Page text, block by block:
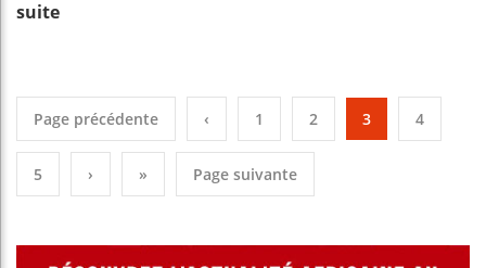
suite
Page précédente ‹ 1 2 3 4
5 › » Page suivante